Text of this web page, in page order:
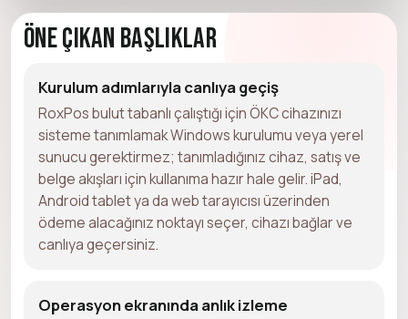
Öne Çıkan Başlıklar
Kurulum adımlarıyla canlıya geçiş
RoxPos bulut tabanlı çalıştığı için ÖKC cihazınızı
sisteme tanımlamak Windows kurulumu veya yerel
sunucu gerektirmez; tanımladığınız cihaz, satış ve
belge akışları için kullanıma hazır hale gelir. iPad,
Android tablet ya da web tarayıcısı üzerinden
ödeme alacağınız noktayı seçer, cihazı bağlar ve
canlıya geçersiniz.
Operasyon ekranında anlık izleme